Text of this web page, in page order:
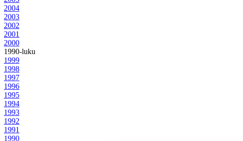
2004
2003
2002
2001
2000
1990-luku
1999
1998
1997
1996
1995
1994
1993
1992
1991
1990